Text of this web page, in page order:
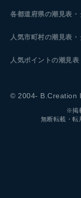
各都道府県の潮見表
人気市町村の潮見表
人気ポイントの潮見
© 2004- B.Creation
※掲
無断転載・転